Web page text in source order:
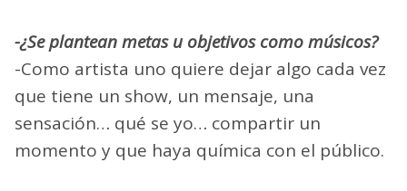
-¿Se plantean metas u objetivos como músicos?
-Como artista uno quiere dejar algo cada vez
que tiene un show, un mensaje, una
sensación… qué se yo… compartir un
momento y que haya química con el público.